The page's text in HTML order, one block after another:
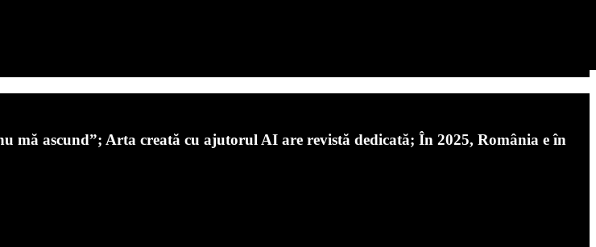
mă ascund”; Arta creată cu ajutorul AI are revistă dedicată; În 2025, România e în